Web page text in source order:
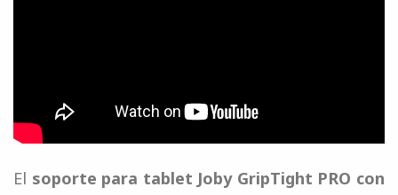
El soporte para tablet Joby GripTight PRO con